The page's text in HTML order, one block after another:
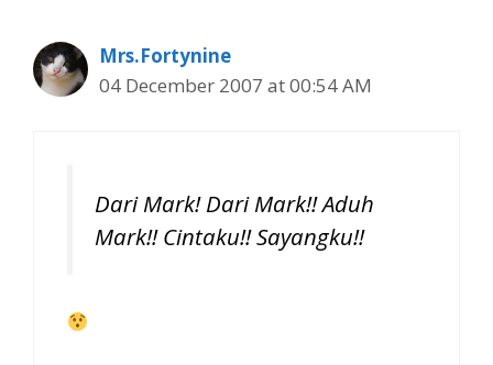
Mrs.Fortynine
04 December 2007 at 00:54 AM
Dari Mark! Dari Mark!! Aduh
Mark!! Cintaku!! Sayangku!!